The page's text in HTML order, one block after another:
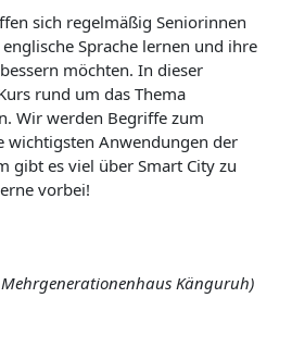
sich regelmäßig Seniorinnen
Sprache lernen und ihre
möchten. In dieser
rund um das Thema
Wir werden Begriffe zum
wichtigsten Anwendungen der
gibt es viel über Smart City zu
vorbei!
Känguruh)